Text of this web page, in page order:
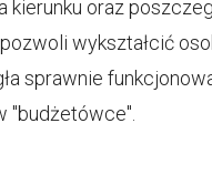
kierunku oraz
wykształcić
sprawnie
"budżetówce".